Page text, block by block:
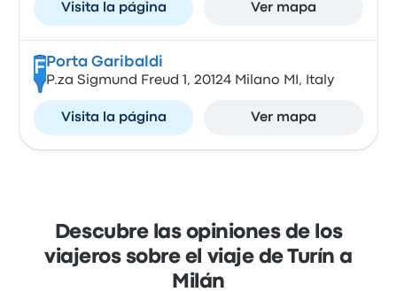
Visita la página Ver mapa
F Porta Garibaldi
P.za Sigmund Freud 1, 20124 Milano MI, Italy
Visita la página Ver mapa
Descubre las opiniones de los
viajeros sobre el viaje de Turín a
Milán